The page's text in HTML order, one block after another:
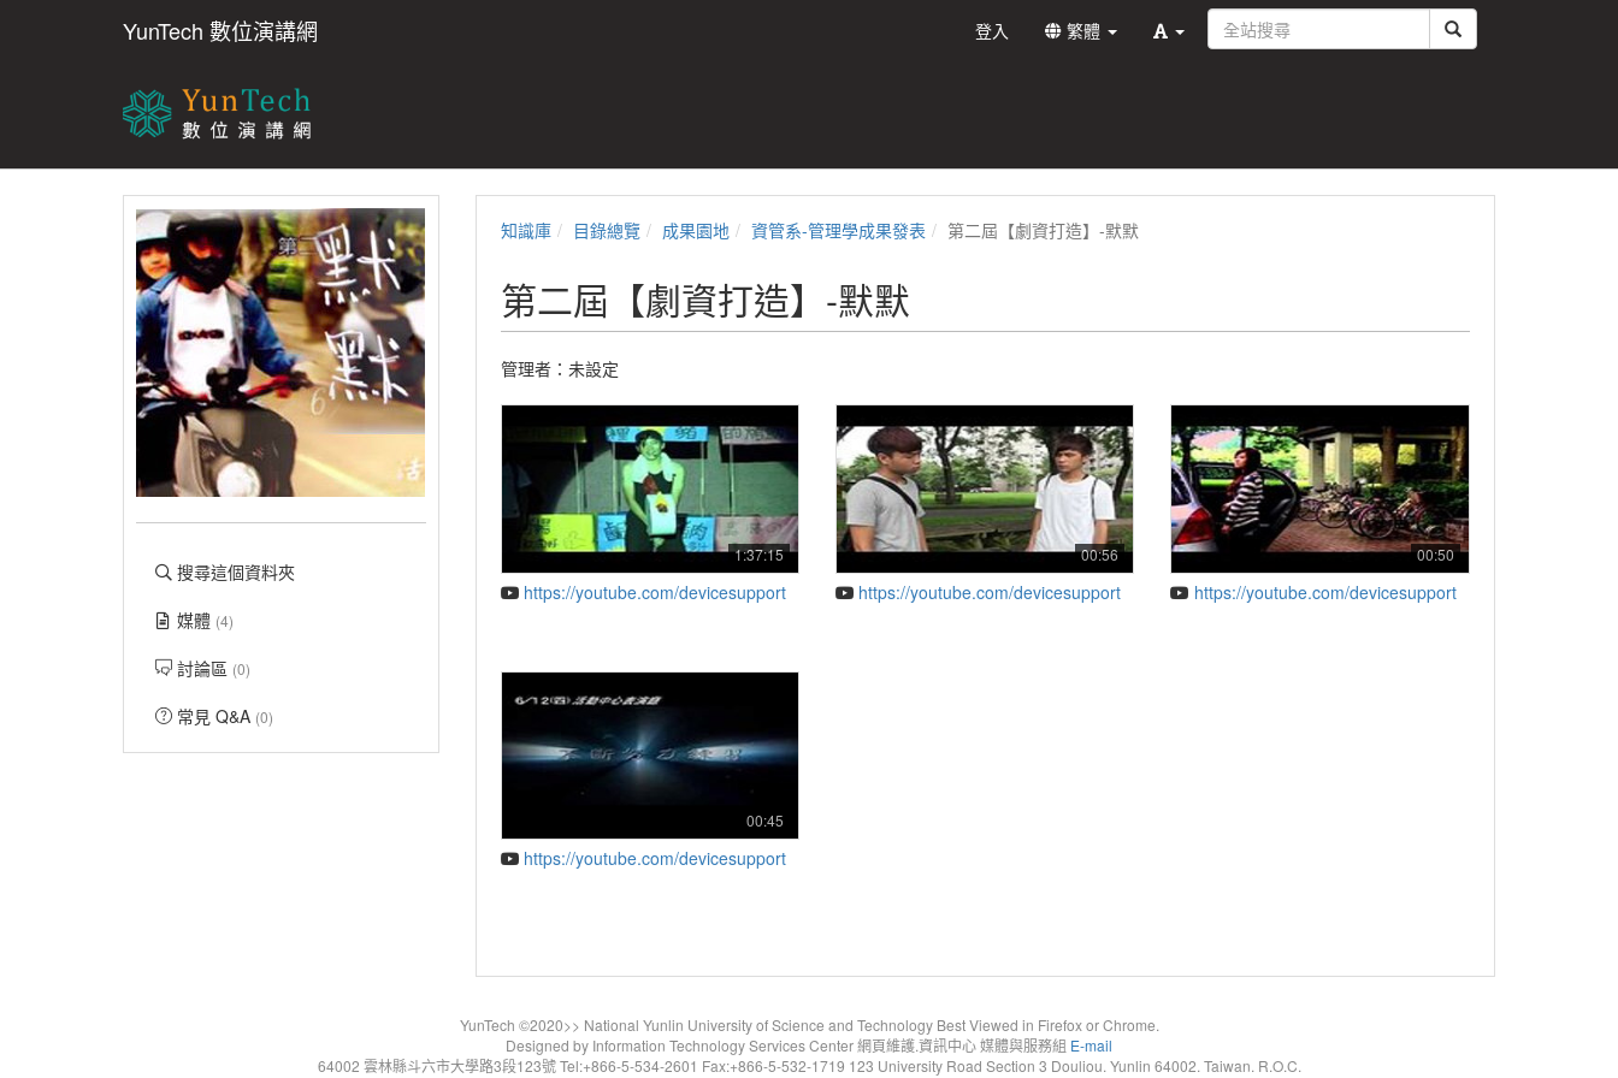
YunTech 數位演講網 登入 繁體
搜尋這個資料夾
媒體 (4)
討論區 (0)
常見 Q&A (0)
知識庫 目錄總覽 成果園地 資管系-管理學成果發表 第二屆【劇資打造】-默默
第二屆【劇資打造】-默默
管理者：未設定
1:37:15
https://youtube.com/devicesupport
00:56
https://youtube.com/devicesupport
00:50
https://youtube.com/devicesupport
00:45
https://youtube.com/devicesupport
YunTech ©2020>> National Yunlin University of Science and Technology Best Viewed in Firefox or Chrome.
Designed by Information Technology Services Center 網頁維護.資訊中心 媒體與服務組 E-mail
64002 雲林縣斗六市大學路3段123號 Tel:+866-5-534-2601 Fax:+866-5-532-1719 123 University Road Section 3 Douliou. Yunlin 64002. Taiwan. R.O.C.